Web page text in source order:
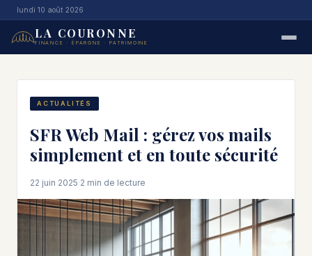
lundi 10 août 2026
LA COURONNE
FINANCE · ÉPARGNE · PATRIMOINE
ACTUALITÉS
SFR Web Mail : gérez vos mails
simplement et en toute sécurité
22 juin 2025·2 min de lecture